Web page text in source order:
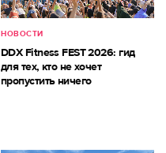
НОВОСТИ
DDX Fitness FEST 2026: гид
для тех, кто не хочет
пропустить ничего